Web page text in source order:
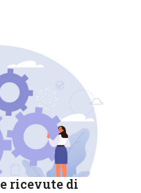
ricevute di